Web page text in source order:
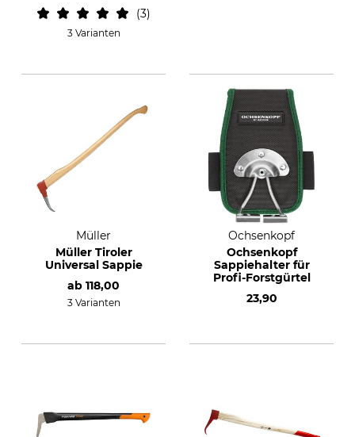
3
3 Varianten
Müller
Müller Tiroler
Universal Sappie
ab 118,00
3 Varianten
Ochsenkopf
Ochsenkopf
Sappiehalter für
Profi-Forstgürtel
23,90